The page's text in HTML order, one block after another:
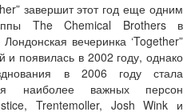
завершит этот год еще одним
The Chemical Brothers в
вечеринка ‘Together”
и появилась в 2002 году, однако
в 2006 году стала
наиболее важных персон
Trentemoller, Josh Wink и